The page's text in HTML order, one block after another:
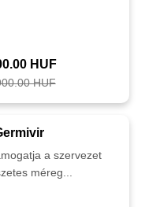
HUF
HUF
a szervezet
méreg...